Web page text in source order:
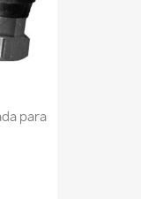
para